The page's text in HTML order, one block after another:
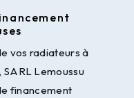
vos radiateurs à
SARL Lemoussu
financement